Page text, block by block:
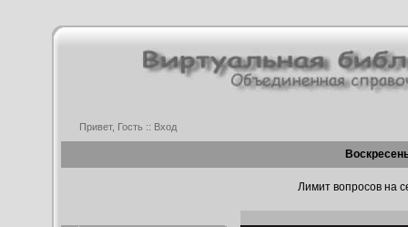
Привет, Гость :: Вход
Лимит вопросов на